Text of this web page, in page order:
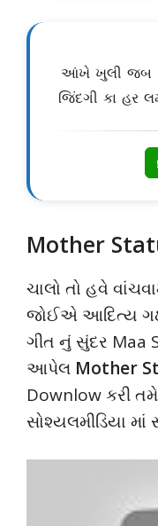
આંખે ખુલી જબ
જિંદગી કા હર
Mother
ચાલો તો હવે
જોઈએ આદિત્ય
ગીત નું સુંદર Maa
આપેલ Mother
Downlow કરી તમે
સોશ્યલમીડિયા માં